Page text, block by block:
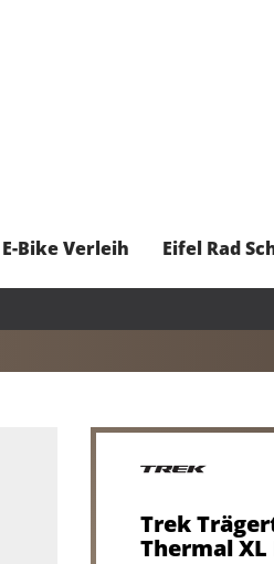
E-Bike Verleih Eifel Rad
Trek
Thermal XL